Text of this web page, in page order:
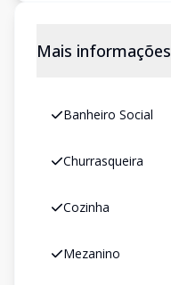
Mais informações
Banheiro Social
Churrasqueira
Cozinha
Mezanino